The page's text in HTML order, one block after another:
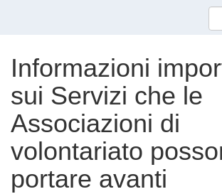
Informazioni
sui Servizi che le
Associazioni di
volontariato
portare avanti